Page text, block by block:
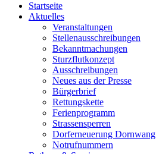
Startseite
Aktuelles
Veranstaltungen
Stellenausschreibungen
Bekanntmachungen
Sturzflutkonzept
Ausschreibungen
Neues aus der Presse
Bürgerbrief
Rettungskette
Ferienprogramm
Strassensperren
Dorferneuerung Dornwang
Notrufnummern